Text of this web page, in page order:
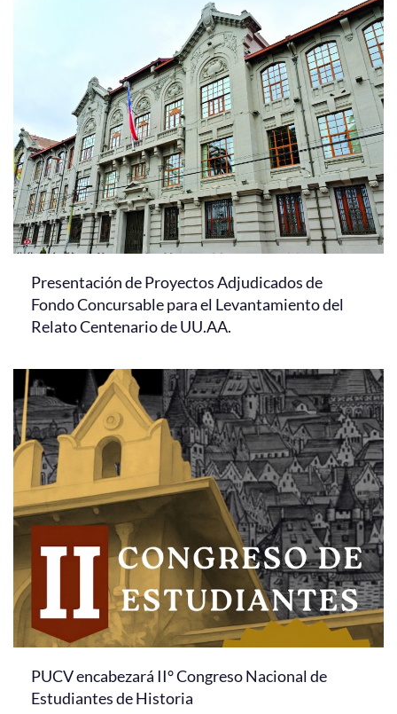
Presentación de Proyectos Adjudicados de
Fondo Concursable para el Levantamiento del
Relato Centenario de UU.AA.
PUCV encabezará II° Congreso Nacional de
Estudiantes de Historia